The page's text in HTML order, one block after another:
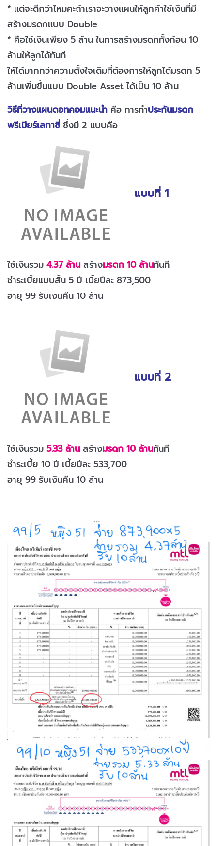
* แต่จะดีกว่าไหมคะถ้าเราจะวางแผนให้ลูกค้าใช้เงินที่มี
สร้างมรดกแบบ Double
* คือใช้เงินเพียง 5 ล้าน ในการสร้างมรดกทั้งก้อน 10
ล้านให้ลูกได้ทันที
ให้ได้มากกว่าความตั้งใจเดิมที่ต้องการให้ลูกได้มรดก 5
ล้านเพิ่มขึ้นแบบ Double Asset ได้เป็น 10 ล้าน
วิธีที่วางแผนดอทคอมแนะนำ คือ การทำประกันมรดก
พรีเมียร์เลกาซี่ ซึ่งมี 2 แบบคือ
แบบที่ 1
ใช้เงินรวม 4.37 ล้านสร้างมรดก 10 ล้านทันที
ชำระเบี้ยแบบสั้น 5 ปี เบี้ยปีละ 873,500
อายุ 99 รับเงินคืน 10 ล้าน
แบบที่ 2
ใช้เงินรวม 5.33 ล้านสร้างมรดก 10 ล้านทันที
ชำระเบี้ย 10 ปี เบี้ยปีละ 533,700
อายุ 99 รับเงินคืน 10 ล้าน